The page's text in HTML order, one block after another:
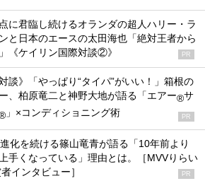
に君臨し続けるオランダの超人ハリー・ラ
と日本のエースの太田海也「絶対王者から
《ケイリン国際対談②》
PR
談》「やっぱり“タイパ”がいい！」箱根の
、柏原竜二と神野大地が語る「エアー®サ
」×コンディショニング術 PR
化を続ける篠山竜青が語る「10年前より
手くなっている」理由とは。［MVVりらい
インタビュー］
PR